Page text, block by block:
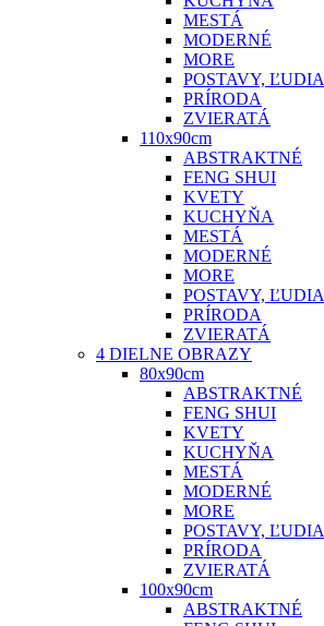
MESTÁ
MODERNÉ
MORE
POSTAVY, ĽUDIA
PRÍRODA
ZVIERATÁ
110x90cm
ABSTRAKTNÉ
FENG SHUI
KVETY
KUCHYŇA
MESTÁ
MODERNÉ
MORE
POSTAVY, ĽUDIA
PRÍRODA
ZVIERATÁ
4 DIELNE OBRAZY
80x90cm
ABSTRAKTNÉ
FENG SHUI
KVETY
KUCHYŇA
MESTÁ
MODERNÉ
MORE
POSTAVY, ĽUDIA
PRÍRODA
ZVIERATÁ
100x90cm
ABSTRAKTNÉ